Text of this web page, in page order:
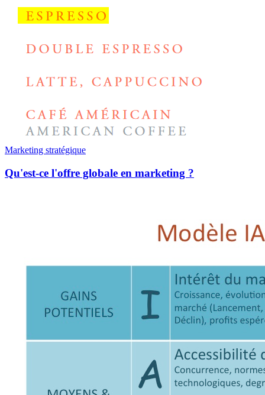
Marketing stratégique
Qu'est-ce l'offre globale en marketing ?